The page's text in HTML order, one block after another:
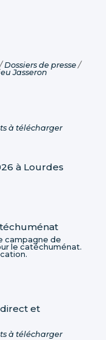
/Dossiers de presse /
Jasseron
à télécharger
à Lourdes
campagne de
le catéchuménat.
et
à télécharger